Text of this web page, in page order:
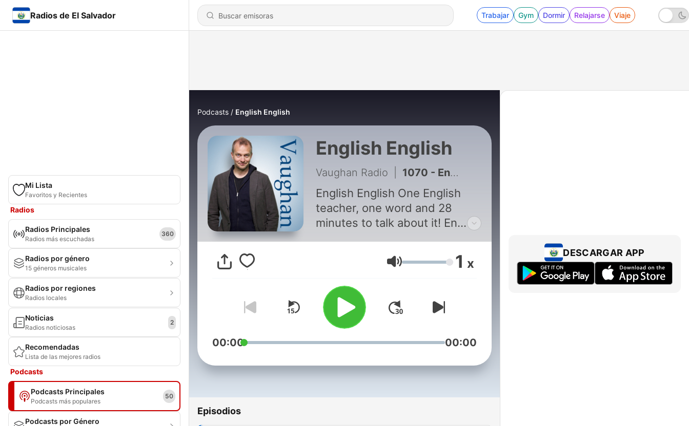
Radios de El Salvador Trabajar Gym Dormir Relajarse Viaje
Mi Lista
Favoritos y Recientes
Radios
Radios Principales
Radios más escuchadas
360
Radios por género
15 géneros musicales
Radios por regiones
Radios locales
Noticias
Radios noticiosas
2
Recomendadas
Lista de las mejores radios
Podcasts
Podcasts Principales
Podcasts más populares
50
Podcasts por Género
Podcasts English English
English English
Vaughan Radio 1070 - English English 26/02/2019
English English One English
teacher, one word and 28
minutes to talk about it! En
examina en detalle todas las
connotaciones de una sola
interesante para enriquecer tu
inglés.
Volumen 1 x
00:00 00:00
Episodios
DESCARGAR APP